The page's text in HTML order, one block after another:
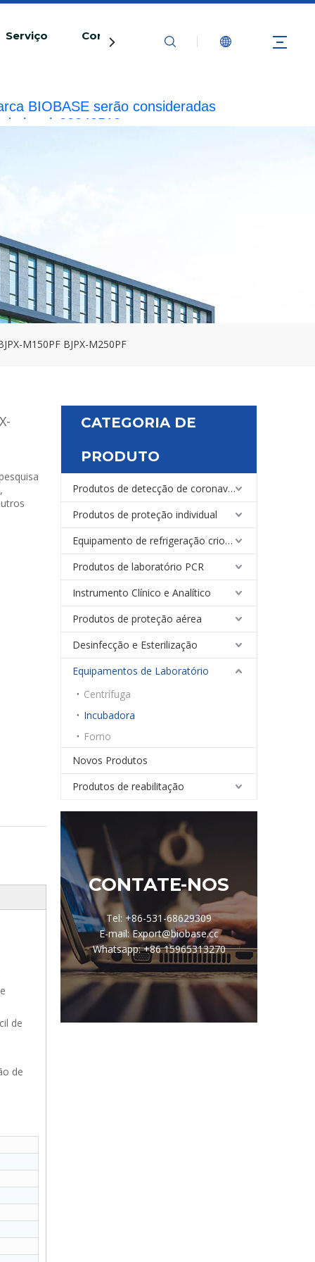
Serviço Contate-nos
legal.20240510
M150PF BJPX-M250PF
de
de
CATEGORIA DE
PRODUTO
Produtos de detecção de coronavírus
Produtos de proteção individual
Equipamento de refrigeração criogênica médica e de laboratório
Produtos de laboratório PCR
Instrumento Clínico e Analítico
Produtos de proteção aérea
Desinfecção e Esterilização
Equipamentos de Laboratório
Centrífuga
Incubadora
Forno
Novos Produtos
Produtos de reabilitação
CONTATE-NOS
Tel: +86-531-68629309
E-mail: Export@biobase.cc
Whatsapp: +86 15965313270